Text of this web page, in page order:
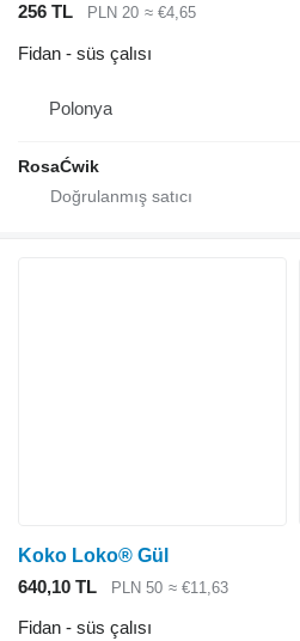
256 TL PLN 20 ≈ €4,65
Fidan - süs çalısı
Polonya
RosaĆwik
Koko Loko® Gül
640,10 TL
PLN 50 ≈ €11,63
Fidan - süs çalısı